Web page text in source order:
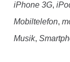
iPhone 3G,
Mobiltelefon,
Musik,